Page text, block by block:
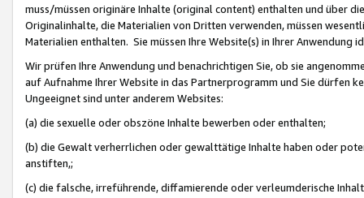
muss/müssen originäre Inhalte (original content) enthalten und über
Originalinhalte, die Materialien von Dritten verwenden, müssen
Materialien enthalten. Sie müssen Ihre Website(s) in Ihrer Anwendung
Wir prüfen Ihre Anwendung und benachrichtigen Sie, ob sie
auf Aufnahme Ihrer Website in das Partnerprogramm und Sie dürfen
Ungeeignet sind unter anderem Websites:
(a) die sexuelle oder obszöne Inhalte bewerben oder enthalten;
(b) die Gewalt verherrlichen oder gewalttätige Inhalte haben oder
anstiften,;
(c) die falsche, irreführende, diffamierende oder verleumderische